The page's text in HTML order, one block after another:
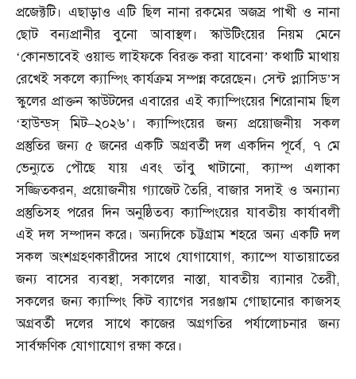
প্রজেক্টটি। এছাড়াও এটি ছিল নানা রকমের অজস্র পাখী ও নানা
ছোট বন্যপ্রানীর বুনো আবাস্থল। স্কাউটিংয়ের নিয়ম মেনে
‘কোনভাবেই ওয়াল্ড লাইফকে বিরক্ত করা যাবেনা’ কথাটি মাথায়
রেখেই সকলে ক্যাম্পিং কার্যক্রম সম্পন্ন করেছেন। সেন্ট প্ল্যাসিড’স
স্কুলের প্রাক্তন স্কাউটদের এবারের এই ক্যাম্পিংয়ের শিরোনাম ছিল
‘হাউন্ডস্‌ মিট–২০২৬’। ক্যাম্পিংয়ের জন্য প্রয়োজনীয় সকল
প্রস্তুতির জন্য ৫ জনের একটি অগ্রবর্তী দল একদিন পূর্বে, ৭ মে
ভেন্যুতে পৌছে যায় এবং তাঁবু খাটানো,ক্যাম্প এলাকা
সজ্জিতকরন, প্রয়োজনীয় গ্যাজেট তৈরি,বাজার সদাই ও অন্যান্য
প্রস্তুতিসহ পরের দিন অনুষ্ঠিতব্য ক্যাম্পিংয়ের যাবতীয় কার্যাবলী
এই দল সম্পাদন করে। অন্যদিকে চট্টগ্রাম শহরে অন্য একটি দল
সকল অংশগ্রহণকারীদের সাথে যোগাযোগ,ক্যাম্পে যাতায়াতের
জন্য বাসের ব্যবস্থা,সকালের নাস্তা,যাবতীয় ব্যানার তৈরী,
সকলের জন্য ক্যাম্পিং কিট ব্যাগের সরঞ্জাম গোছানোর কাজসহ
অগ্রবর্তী দলের সাথে কাজের অগ্রগতির পর্যালোচনার জন্য
সার্বক্ষণিক যোগাযোগ রক্ষা করে।